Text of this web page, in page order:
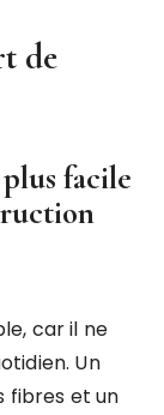
de
facile
car il ne
Un
fibres et un